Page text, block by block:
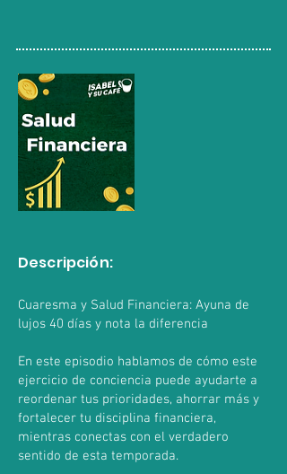
Descripción:
Cuaresma y Salud Financiera: Ayuna de
lujos 40 días y nota la diferencia
En este episodio hablamos de cómo este
ejercicio de conciencia puede ayudarte a
reordenar tus prioridades, ahorrar más y
fortalecer tu disciplina financiera,
mientras conectas con el verdadero
sentido de esta temporada.